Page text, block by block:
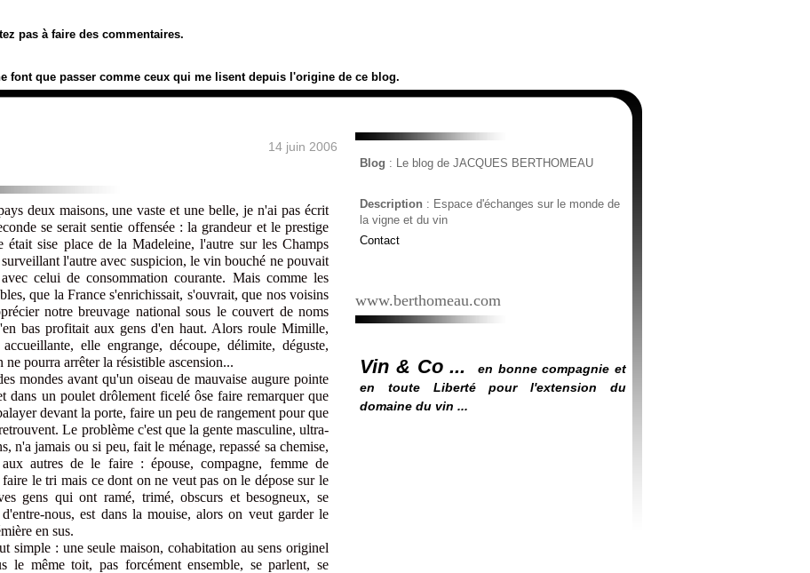
pas à faire des commentaires.
font que passer comme ceux qui me lisent depuis l'origine de ce blog.
14 juin 2006
deux maisons, une vaste et une belle, je n'ai pas écrit
se serait sentie offensée : la grandeur et le prestige
était sise place de la Madeleine, l'autre sur les Champs
l'autre avec suspicion, le vin bouché ne pouvait
celui de consommation courante. Mais comme les
que la France s'enrichissait, s'ouvrait, que nos voisins
notre breuvage national sous le couvert de noms
bas profitait aux gens d'en haut. Alors roule Mimille,
elle engrange, découpe, délimite, déguste,
pourra arrêter la résistible ascension...
mondes avant qu'un oiseau de mauvaise augure pointe
dans un poulet drôlement ficelé ôse faire remarquer que
devant la porte, faire un peu de rangement pour que
Le problème c'est que la gente masculine, ultra-
n'a jamais ou si peu, fait le ménage, repassé sa chemise,
autres de le faire : épouse, compagne, femme de
le tri mais ce dont on ne veut pas on le dépose sur le
gens qui ont ramé, trimé, obscurs et besogneux, se
nous, est dans la mouise, alors on veut garder le
en sus.
simple : une seule maison, cohabitation au sens originel
le même toit, pas forcément ensemble, se parlent, se
Blog : Le blog de JACQUES BERTHOMEAU
Description : Espace d'échanges sur le monde de
la vigne et du vin
Contact
www.berthomeau.com
Vin & Co ...
en bonne compagnie et
en toute Liberté pour l'extension du
domaine du vin ...